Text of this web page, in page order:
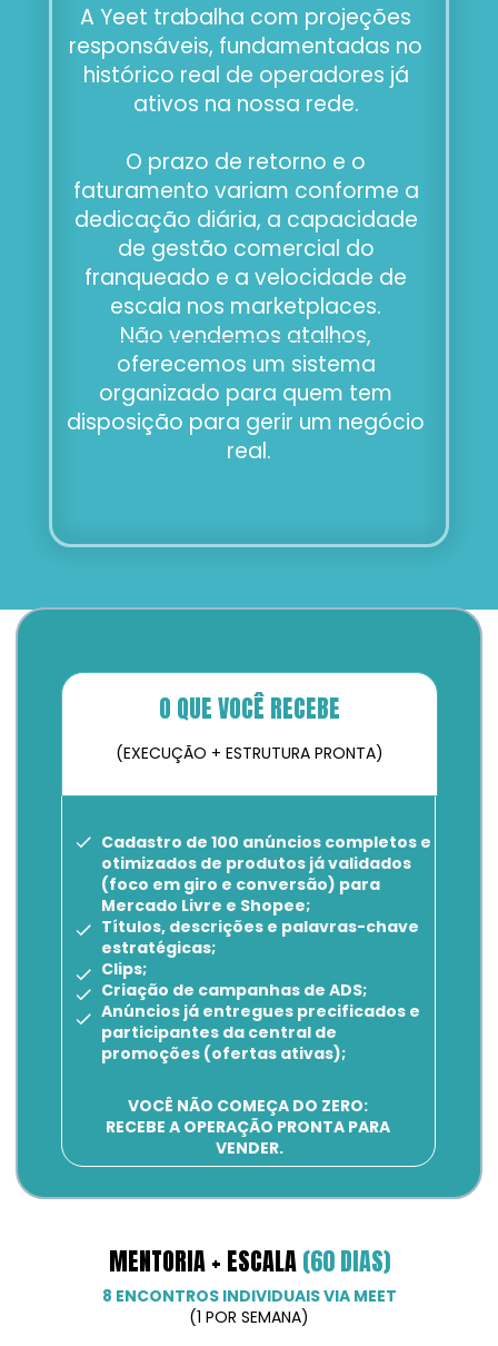
A Yeet trabalha com projeções
responsáveis, fundamentadas no
histórico real de operadores já
ativos na nossa rede.
O prazo de retorno e o
faturamento variam conforme a
dedicação diária, a capacidade
de gestão comercial do
franqueado e a velocidade de
escala nos marketplaces.
Não vendemos atalhos,
oferecemos um sistema
organizado para quem tem
disposição para gerir um negócio
real.
MENTORIA + ESCALA (60 DIAS)
O QUE VOCÊ RECEBE
8 ENCONTROS INDIVIDUAIS VIA MEET
(1 POR SEMANA)
(EXECUÇÃO + ESTRUTURA PRONTA)
Cadastro de 100 anúncios completos e
otimizados de produtos já validados
(foco em giro e conversão) para
Mercado Livre e Shopee;
Títulos, descrições e palavras-chave
estratégicas;
Clips;
Criação de campanhas de ADS;
Anúncios já entregues precificados e
participantes da central de
promoções (ofertas ativas);
VOCÊ NÃO COMEÇA DO ZERO:
RECEBE A OPERAÇÃO PRONTA PARA
VENDER.